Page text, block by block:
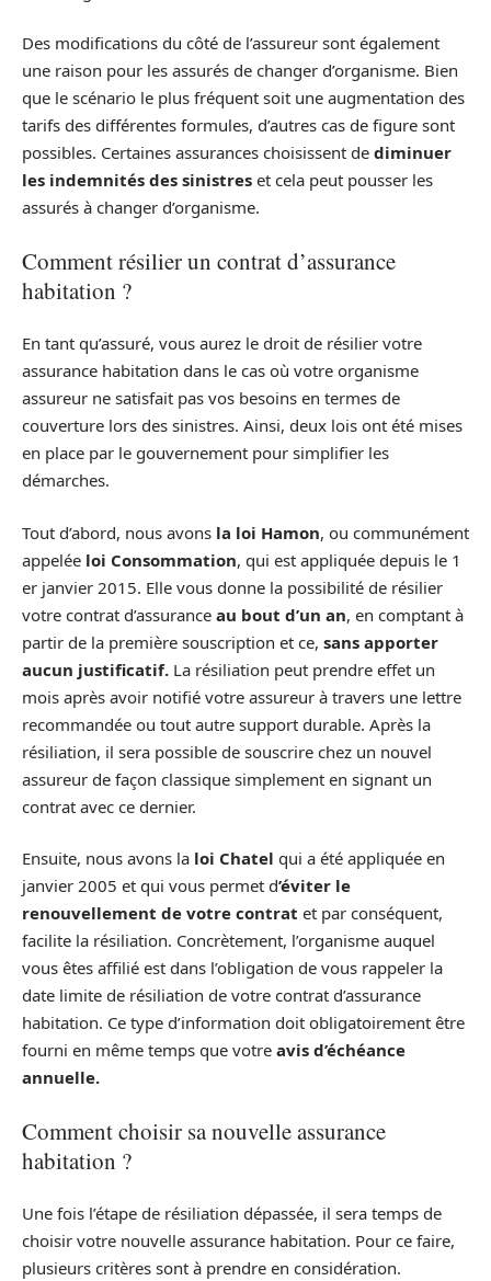
Des modifications du côté de l’assureur sont également
une raison pour les assurés de changer d’organisme. Bien
que le scénario le plus fréquent soit une augmentation des
tarifs des différentes formules, d’autres cas de figure sont
possibles. Certaines assurances choisissent de diminuer
les indemnités des sinistres et cela peut pousser les
assurés à changer d’organisme.
Comment résilier un contrat d’assurance
habitation ?
En tant qu’assuré, vous aurez le droit de résilier votre
assurance habitation dans le cas où votre organisme
assureur ne satisfait pas vos besoins en termes de
couverture lors des sinistres. Ainsi, deux lois ont été mises
en place par le gouvernement pour simplifier les
démarches.
Tout d’abord, nous avons la loi Hamon, ou communément
appelée loi Consommation, qui est appliquée depuis le 1
er janvier 2015. Elle vous donne la possibilité de résilier
votre contrat d’assurance au bout d’un an, en comptant à
partir de la première souscription et ce, sans apporter
aucun justificatif. La résiliation peut prendre effet un
mois après avoir notifié votre assureur à travers une lettre
recommandée ou tout autre support durable. Après la
résiliation, il sera possible de souscrire chez un nouvel
assureur de façon classique simplement en signant un
contrat avec ce dernier.
Ensuite, nous avons la loi Chatel qui a été appliquée en
janvier 2005 et qui vous permet d’éviter le
renouvellement de votre contrat et par conséquent,
facilite la résiliation. Concrètement, l’organisme auquel
vous êtes affilié est dans l’obligation de vous rappeler la
date limite de résiliation de votre contrat d’assurance
habitation. Ce type d’information doit obligatoirement être
fourni en même temps que votre avis d’échéance
annuelle.
Comment choisir sa nouvelle assurance
habitation ?
Une fois l’étape de résiliation dépassée, il sera temps de
choisir votre nouvelle assurance habitation. Pour ce faire,
plusieurs critères sont à prendre en considération.